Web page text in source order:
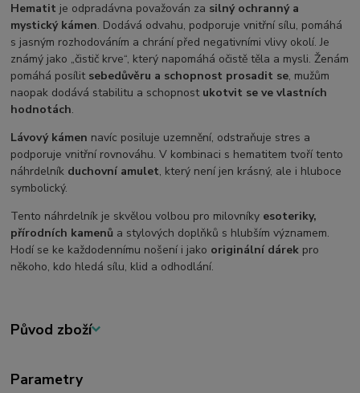
Hematit je odpradávna považován za silný ochranný a
mystický kámen. Dodává odvahu, podporuje vnitřní sílu, pomáhá
s jasným rozhodováním a chrání před negativními vlivy okolí. Je
známý jako „čistič krve“, který napomáhá očistě těla a mysli. Ženám
pomáhá posílit sebedůvěru a schopnost prosadit se, mužům
naopak dodává stabilitu a schopnost ukotvit se ve vlastních
hodnotách.
Lávový kámen navíc posiluje uzemnění, odstraňuje stres a
podporuje vnitřní rovnováhu. V kombinaci s hematitem tvoří tento
náhrdelník duchovní amulet, který není jen krásný, ale i hluboce
symbolický.
Tento náhrdelník je skvělou volbou pro milovníky esoteriky,
přírodních kamenů a stylových doplňků s hlubším významem.
Hodí se ke každodennímu nošení i jako originální dárek pro
někoho, kdo hledá sílu, klid a odhodlání.
Původ zboží
Parametry